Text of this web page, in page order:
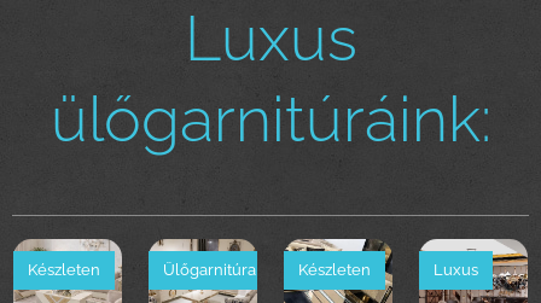
Luxus
ülőgarnitúráink:
Készleten Ülőgarnitúra Készleten Luxus